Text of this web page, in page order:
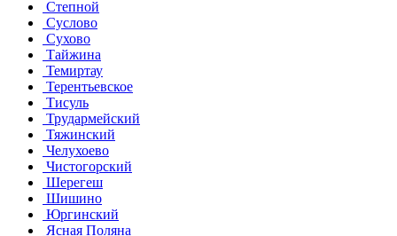
Степной
Суслово
Сухово
Тайжина
Темиртау
Терентьевское
Тисуль
Трудармейский
Тяжинский
Челухоево
Чистогорский
Шерегеш
Шишино
Юргинский
Ясная Поляна